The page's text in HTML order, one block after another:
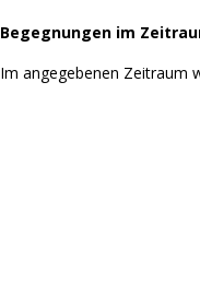
Begegnungen im
Im angegebenen Zeitraum